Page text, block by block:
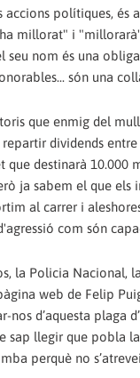
accions polítiques,
millorat" i
seu nom és una
són una
que enmig del
dividends
destinarà 10.000
ja sabem el que els
al carrer i
com són
la Policia Nacional,
web de Felip
nos d’aquesta plaga
sap llegir que pobla
perquè no